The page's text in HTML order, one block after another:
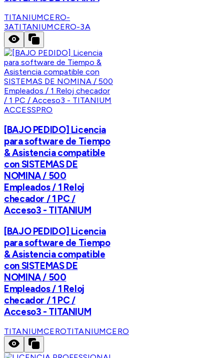
TITANIUMCERO-
3ATITANIUMCERO-3A
ACCESSPRO
[BAJO PEDIDO] Licencia
para software de Tiempo
& Asistencia compatible
con SISTEMAS DE
NOMINA / 500
Empleados / 1 Reloj
checador / 1 PC /
Acceso3 - TITANIUM
[BAJO PEDIDO] Licencia
para software de Tiempo
& Asistencia compatible
con SISTEMAS DE
NOMINA / 500
Empleados / 1 Reloj
checador / 1 PC /
Acceso3 - TITANIUM
TITANIUMCEROTITANIUMCERO